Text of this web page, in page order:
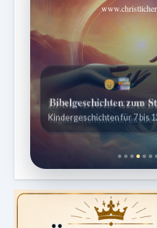
Bibelgeschichten zum
Kindergeschichten für 7 bis